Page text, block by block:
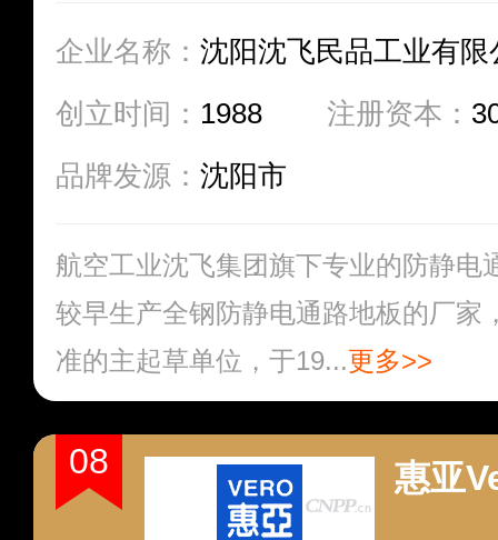
企业名称： 沈阳沈飞民品工业有限
创立时间： 1988 注册资本：
品牌发源： 沈阳市
航空工业沈飞集团旗下专业的防静电
较早生产全钢防静电通路地板的厂家
准的主起草单位，于19...更多>>
08 惠亚